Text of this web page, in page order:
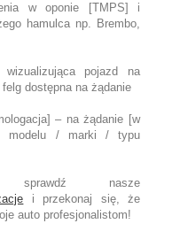
w oponie [TMPS] i
hamulca np. Brembo,
pojazd na
dostępna na żądanie
– na żądanie [w
modelu / marki / typu
sprawdź nasze
i przekonaj się, że
auto profesjonalistom!